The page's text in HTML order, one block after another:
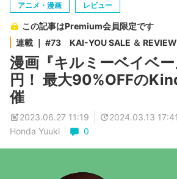
アニメ・漫画 レビュー
この記事はPremium会員限定です
連載 ｜ #73 KAI-YOU SALE ＆ REVIEW
漫画『キルミーベイベ
円！ 最大90%OFFの
催
2023.06.27 11:19
2024.03.13 17:41
Honda Yuuki
0